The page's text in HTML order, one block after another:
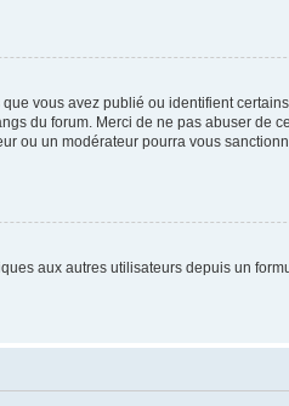
vous avez publié ou identifient
du forum. Merci de ne pas abuser de
ou un modérateur pourra vous
aux autres utilisateurs depuis un